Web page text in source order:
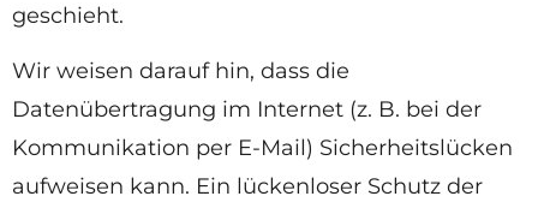
geschieht.
Wir weisen darauf hin, dass die
Datenübertragung im Internet (z. B. bei der
Kommunikation per E-Mail) Sicherheitslücken
aufweisen kann. Ein lückenloser Schutz der